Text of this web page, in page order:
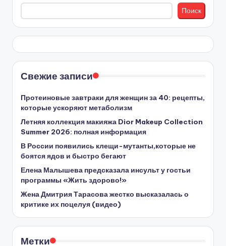
Поиск
Свежие записи
Протеиновые завтраки для женщин за 40: рецепты,
которые ускоряют метаболизм
Летняя коллекция макияжа Dior Makeup Collection
Summer 2026: полная информация
В России появились клещи-мутанты,которые не
боятся ядов и быстро бегают
Елена Малышева предсказала инсульт у гостьи
программы «Жить здорово!»
Жена Дмитрия Тарасова жестко высказалась о
критике их поцелуя (видео)
Метки